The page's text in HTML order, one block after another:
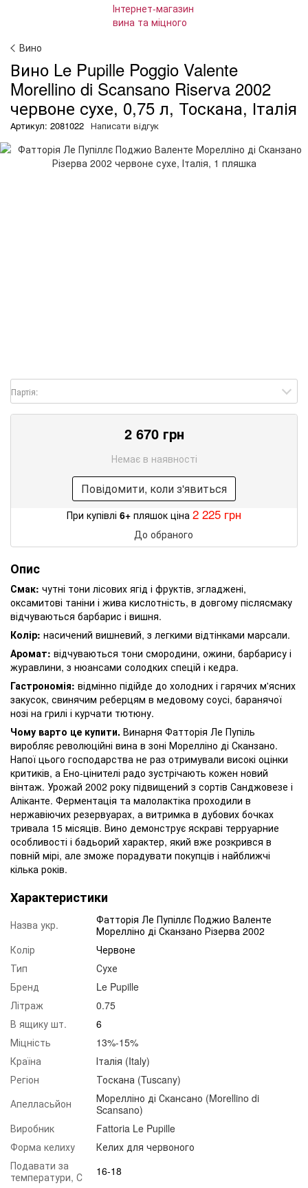
Вино
Вино Le Pupille Poggio Valente
Morellino di Scansano Riserva 2002
червоне сухе, 0,75 л, Тоскана, Італія
Артикул: 2081022 Написати відгук
Партія:
2 670 грн
Немає в наявності
Повідомити, коли з'явиться
При купівлі 6+ пляшок ціна 2 225 грн
До обраного
Опис
Смак: чутні тони лісових ягід і фруктів, згладжені,
оксамитові таніни і жива кислотність, в довгому післясмаку
відчуваються барбарис і вишня.
Колір: насичений вишневий, з легкими відтінками марсали.
Аромат: відчуваються тони смородини, ожини, барбарису і
журавлини, з нюансами солодких спецій і кедра.
Гастрономія: відмінно підійде до холодних і гарячих м'ясних
закусок, свинячим реберцям в медовому соусі, баранячої
нозі на грилі і курчати тютюну.
Чому варто це купити. Винарня Фатторія Ле Пупіль
виробляє революційні вина в зоні Морелліно ді Сканзано.
Напої цього господарства не раз отримували високі оцінки
критиків, а Ено-цінителі радо зустрічають кожен новий
вінтаж. Урожай 2002 року підвищений з сортів Санджовезе і
Аліканте. Ферментація та малолактіка проходили в
нержавіючих резервуарах, а витримка в дубових бочках
тривала 15 місяців. Вино демонструє яскраві терруарние
особливості і бадьорий характер, який вже розкрився в
повній мірі, але зможе порадувати покупців і найближчі
кілька років.
Характеристики
Назва укр.
Фатторія Ле Пупіллє Поджио Валенте
Морелліно ді Сканзано Різерва 2002
Колір
Червоне
Тип
Сухе
Бренд
Le Pupille
Літраж
0.75
В ящику шт.
6
Міцність
13%-15%
Країна
Італія (Italy)
Регіон
Тоскана (Tuscany)
Апелласьйон
Морелліно ді Скансано (Morellino di
Scansano)
Виробник
Fattoria Le Pupille
Форма келиху
Келих для червоного
Подавати за
температури, С
16-18